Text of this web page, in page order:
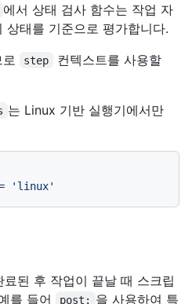
에서 상태 검사 함수는 작업 자
상태를 기준으로 평가합니다.
step
컨텍스트를 사용할
는 Linux 기반 실행기에서만
'linux'
료된 후 작업이 끝날 때 스크립
를 들어
post: 을 사용하여 특